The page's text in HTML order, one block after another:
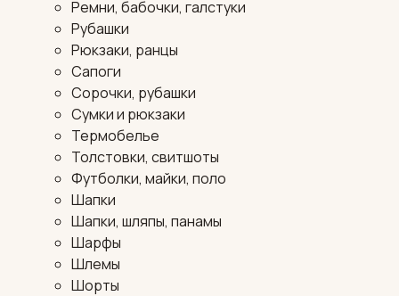
Ремни, бабочки, галстуки
Рубашки
Рюкзаки, ранцы
Сапоги
Сорочки, рубашки
Сумки и рюкзаки
Термобелье
Толстовки, свитшоты
Футболки, майки, поло
Шапки
Шапки, шляпы, панамы
Шарфы
Шлемы
Шорты